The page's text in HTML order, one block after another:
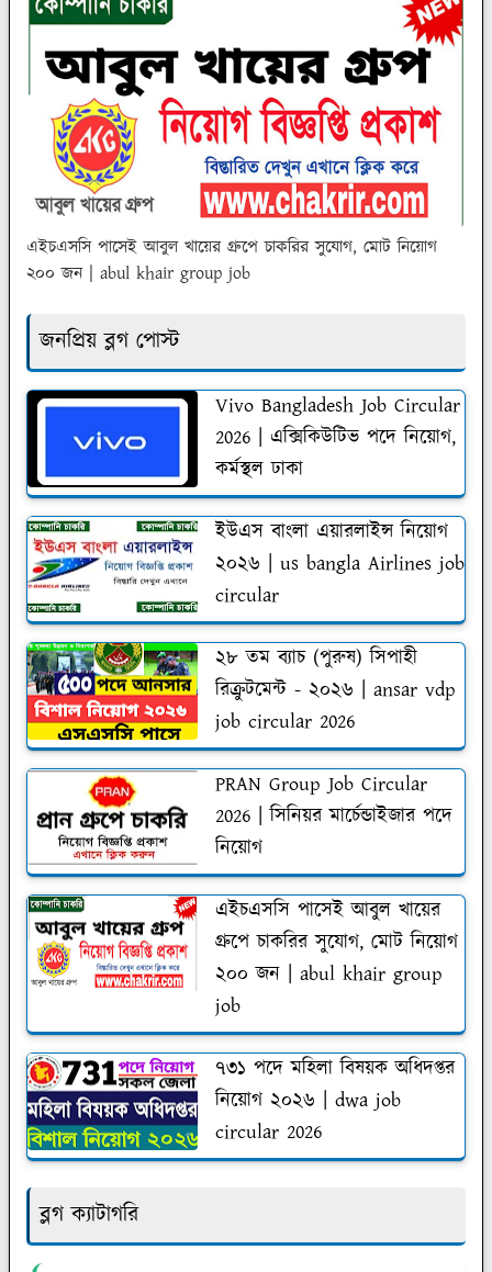
এইচএসসি পাসেই আবুল খায়ের গ্রুপে চাকরির সুযোগ, মোট নিয়োগ
২০০ জন | abul khair group job
জনপ্রিয় ব্লগ পোস্ট
Vivo Bangladesh Job Circular
2026 | এক্সিকিউটিভ পদে নিয়োগ,
কর্মস্থল ঢাকা
ইউএস বাংলা এয়ারলাইন্স নিয়োগ
২০২৬ | us bangla Airlines job
circular
২৮ তম ব্যাচ (পুরুষ) সিপাহী
রিক্রুটমেন্ট - ২০২৬ | ansar vdp
job circular 2026
PRAN Group Job Circular
2026 | সিনিয়র মার্চেন্ডাইজার পদে
নিয়োগ
এইচএসসি পাসেই আবুল খায়ের
গ্রুপে চাকরির সুযোগ, মোট নিয়োগ
২০০ জন | abul khair group
job
৭৩১ পদে মহিলা বিষয়ক অধিদপ্তর
নিয়োগ ২০২৬ | dwa job
circular 2026
ব্লগ ক্যাটাগরি